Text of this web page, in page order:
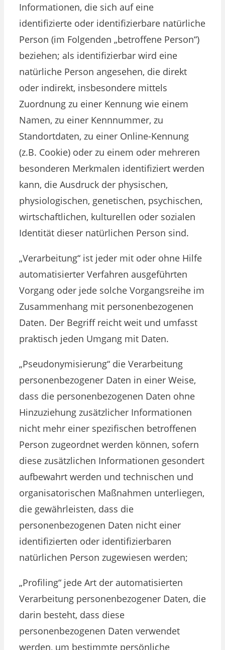
Informationen, die sich auf eine
identifizierte oder identifizierbare natürliche
Person (im Folgenden „betroffene Person“)
beziehen; als identifizierbar wird eine
natürliche Person angesehen, die direkt
oder indirekt, insbesondere mittels
Zuordnung zu einer Kennung wie einem
Namen, zu einer Kennnummer, zu
Standortdaten, zu einer Online-Kennung
(z.B. Cookie) oder zu einem oder mehreren
besonderen Merkmalen identifiziert werden
kann, die Ausdruck der physischen,
physiologischen, genetischen, psychischen,
wirtschaftlichen, kulturellen oder sozialen
Identität dieser natürlichen Person sind.
„Verarbeitung“ ist jeder mit oder ohne Hilfe
automatisierter Verfahren ausgeführten
Vorgang oder jede solche Vorgangsreihe im
Zusammenhang mit personenbezogenen
Daten. Der Begriff reicht weit und umfasst
praktisch jeden Umgang mit Daten.
„Pseudonymisierung“ die Verarbeitung
personenbezogener Daten in einer Weise,
dass die personenbezogenen Daten ohne
Hinzuziehung zusätzlicher Informationen
nicht mehr einer spezifischen betroffenen
Person zugeordnet werden können, sofern
diese zusätzlichen Informationen gesondert
aufbewahrt werden und technischen und
organisatorischen Maßnahmen unterliegen,
die gewährleisten, dass die
personenbezogenen Daten nicht einer
identifizierten oder identifizierbaren
natürlichen Person zugewiesen werden;
„Profiling“ jede Art der automatisierten
Verarbeitung personenbezogener Daten, die
darin besteht, dass diese
personenbezogenen Daten verwendet
werden, um bestimmte persönliche